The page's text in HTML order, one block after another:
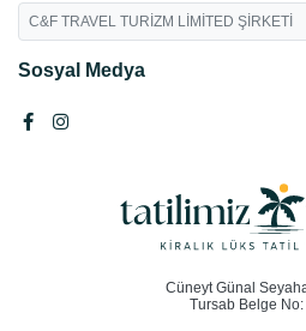
C&F TRAVEL TURİZM LİMİTED ŞİRKETİ
Sosyal Medya
Cüneyt Günal
Tursab Belge